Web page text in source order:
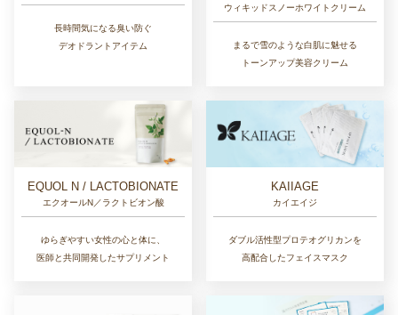
長時間気になる臭い防ぐ
デオドラントアイテム
ウィキッドスノーホワイトクリーム
まるで雪のような白肌に魅せる
トーンアップ美容クリーム
EQUOL N / LACTOBIONATE
エクオールN／ラクトビオン酸
ゆらぎやすい女性の心と体に、
医師と共同開発したサプリメント
KAIIAGE
カイエイジ
ダブル活性型プロテオグリカンを
高配合したフェイスマスク